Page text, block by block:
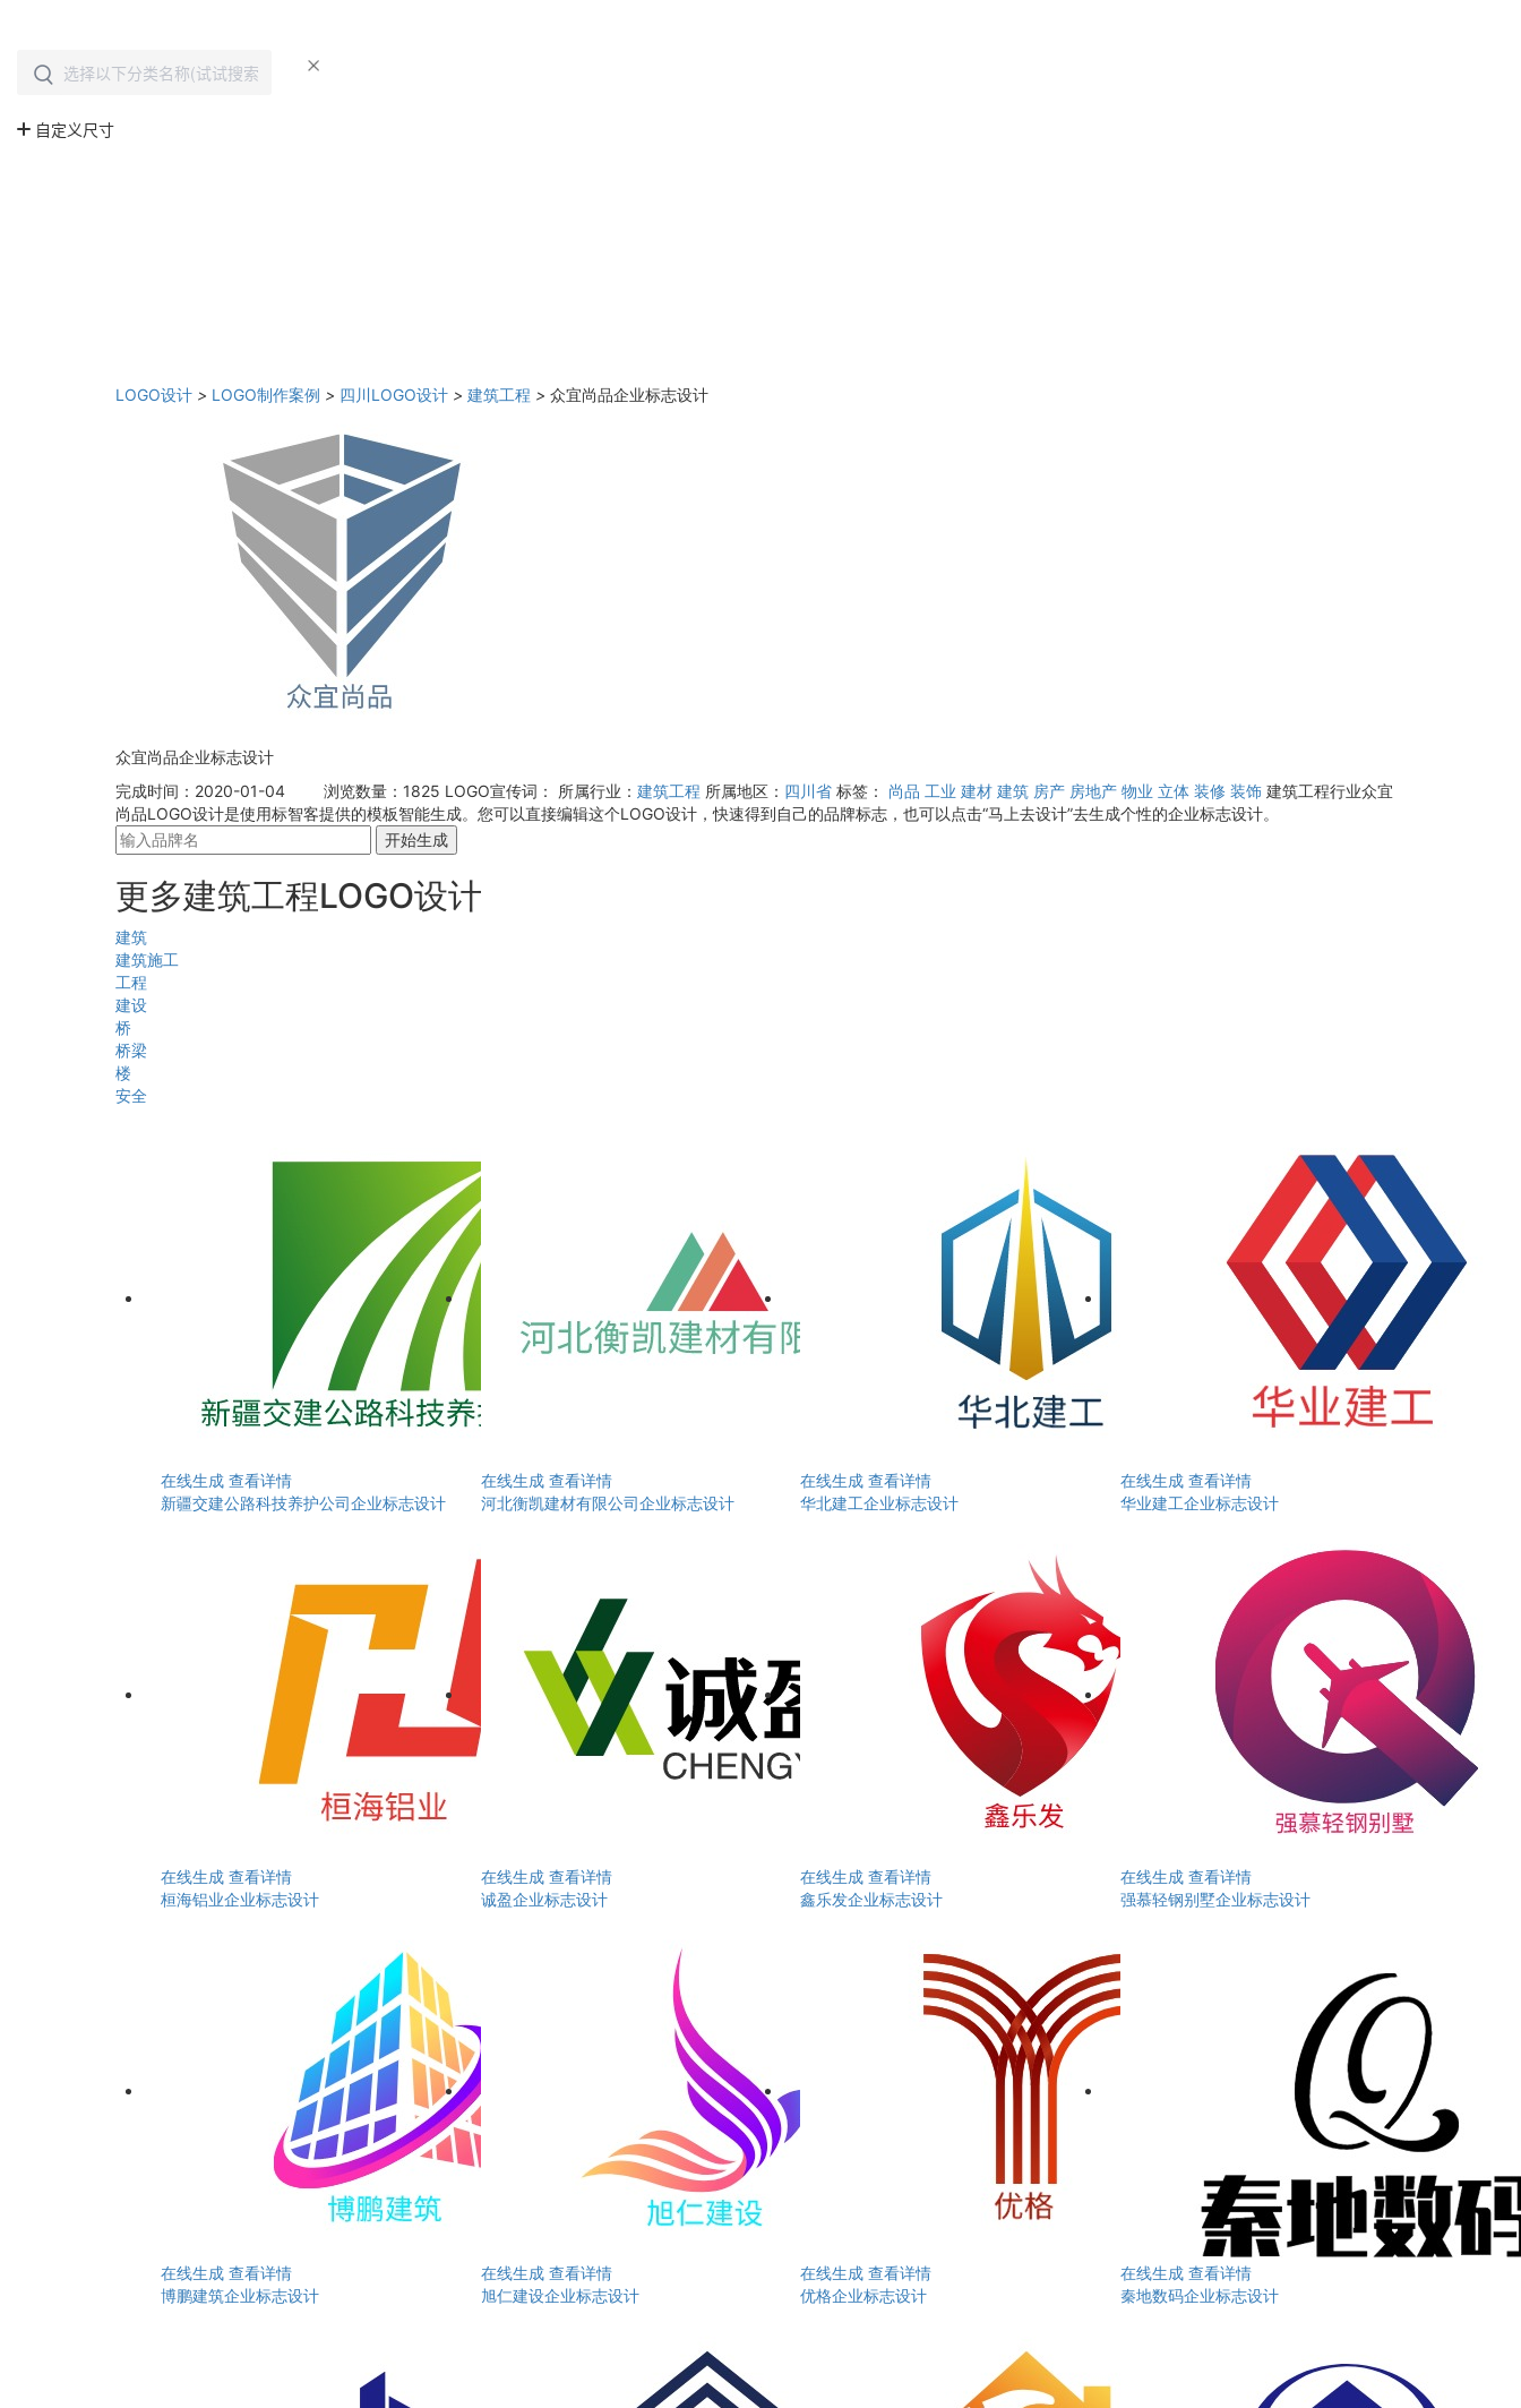
LOGO设计 > LOGO制作案例 > 四川LOGO设计 > 建筑工程 > 众宜尚品企业标志设计
众宜尚品企业标志设计
完成时间：2020-01-04
浏览数量：1825 LOGO宣传词： 所属行业： 建筑工程 所属地区： 四川省 标签： 尚品 工业 建材 建筑 房产 房地产 物业 立体 装修 装饰 建筑工程行业众宜
尚品LOGO设计是使用标智客提供的模板智能生成。您可以直接编辑这个LOGO设计，快速得到自己的品牌标志，也可以点击“马上去设计”去生成个性的企业标志设计。
开始生成
更多建筑工程LOGO设计
建筑
建筑施工
工程
建设
桥
桥梁
楼
安全
在线生成 查看详情
新疆交建公路科技养护公司企业标志设计
在线生成 查看详情
河北衡凯建材有限公司企业标志设计
在线生成 查看详情
华北建工企业标志设计
在线生成 查看详情
华业建工企业标志设计
在线生成 查看详情
桓海铝业企业标志设计
在线生成 查看详情
诚盈企业标志设计
在线生成 查看详情
鑫乐发企业标志设计
在线生成 查看详情
强慕轻钢别墅企业标志设计
在线生成 查看详情
博鹏建筑企业标志设计
在线生成 查看详情
旭仁建设企业标志设计
在线生成 查看详情
优格企业标志设计
在线生成 查看详情
秦地数码企业标志设计